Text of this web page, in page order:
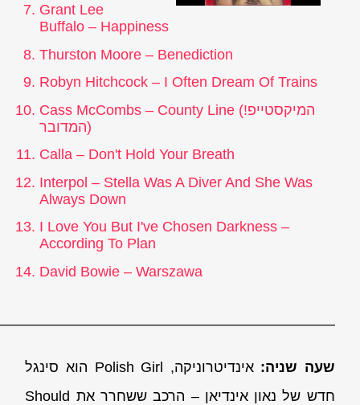
Grant Lee
Buffalo – Happiness
Thurston Moore – Benediction
Robyn Hitchcock – I Often Dream Of Trains
Cass McCombs – County Line (!המיקסטייפ
המדובר)
Calla – Don't Hold Your Breath
Interpol – Stella Was A Diver And She Was
Always Down
I Love You But I've Chosen Darkness –
According To Plan
David Bowie – Warszawa
שעה שניה:
אינדיטרוניקה, Polish Girl הוא סינגל
חדש של נאון אינדיאן – הרכב ששחרר את Should